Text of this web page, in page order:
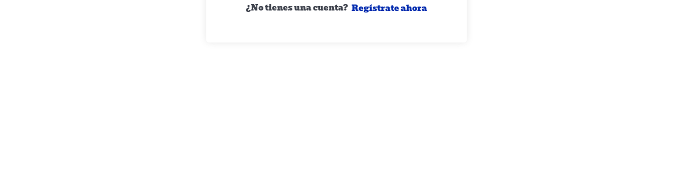
¿No tienes una cuenta? Regístrate ahora